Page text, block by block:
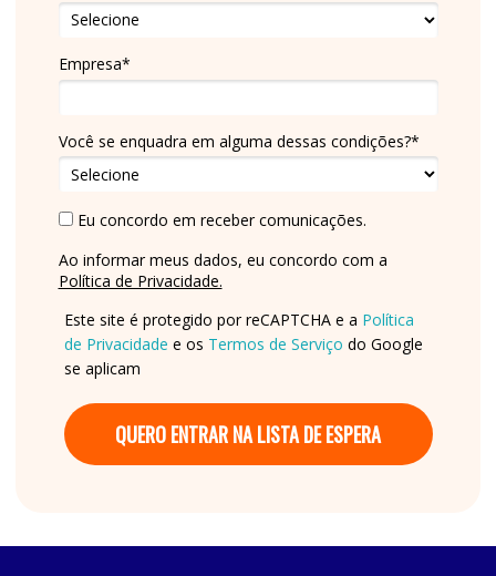
Empresa*
Você se enquadra em alguma dessas condições?*
Eu concordo em receber comunicações.
Ao informar meus dados, eu concordo com a
Política de Privacidade.
Este site é protegido por reCAPTCHA e a Política
de Privacidade e os Termos de Serviço do Google
se aplicam
QUERO ENTRAR NA LISTA DE ESPERA